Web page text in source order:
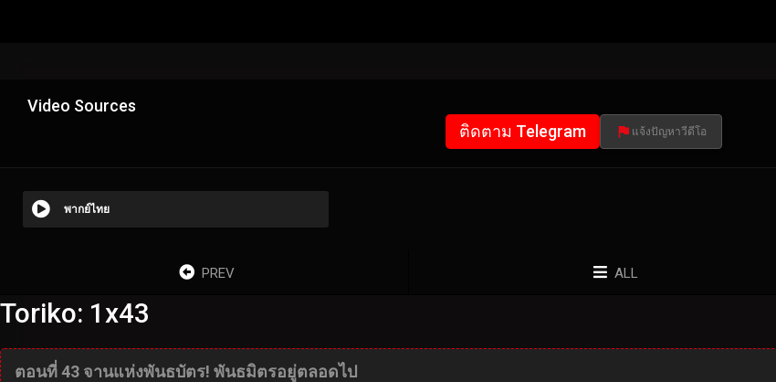
Video Sources
ติดตาม Telegram แจ้งปัญหาวีดีโอ
พากย์ไทย
PREV ALL
Toriko: 1x43
ตอนที่ 43 จานแห่งพันธบัตร! พันธมิตรอยู่ตลอดไป